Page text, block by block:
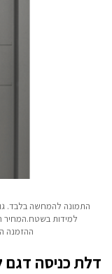
דלת כניסה דגם
התמונה להמחשה בלבד.
למידות בשטח.המחיר
ההזמנה